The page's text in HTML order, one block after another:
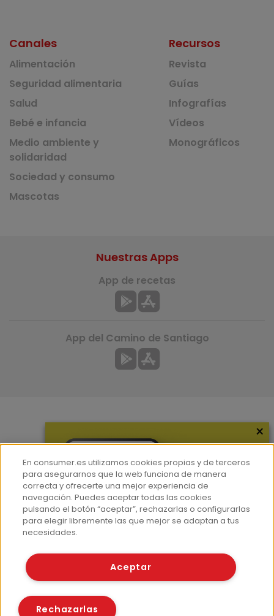
Canales
Alimentación
Seguridad alimentaria
Salud
Bebé e infancia
Medio ambiente y
solidaridad
Sociedad y consumo
Mascotas
Recursos
Revista
Guías
Infografías
Vídeos
Monográficos
Hemeroteca
Contacto
Prensa
Corpus Lingüístico Consumer
Nuestras Apps
App de recetas
App del Camino de Santiago
© Fundación EROSKI
Políticas de cookies
×
En consumer.es utilizamos cookies propias y de terceros
para asegurarnos que la web funciona de manera
correcta y ofrecerte una mejor experiencia de
navegación. Puedes aceptar todas las cookies
pulsando el botón “aceptar”, rechazarlas o configurarlas
para elegir libremente las que mejor se adaptan a tus
necesidades.
Aceptar
Rechazarlas